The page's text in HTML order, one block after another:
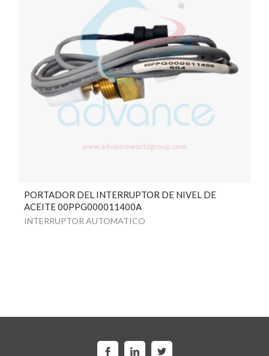
PORTADOR DEL INTERRUPTOR DE NIVEL DE
ACEITE 00PPG000011400A
INTERRUPTOR AUTOMATICO